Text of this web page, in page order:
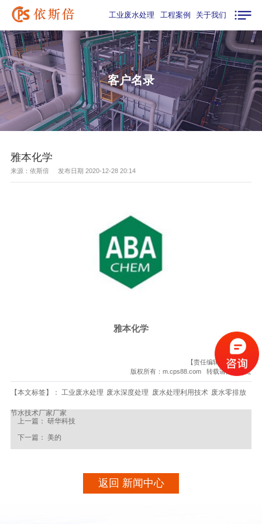
工业废水处理 工程案例 关于我们
客户名录
雅本化学
来源：依斯倍 发布日期 2020-12-28 20:14
雅本化学
【责任编辑】：依斯倍
版权所有：m.cps88.com 转载请注明出处
【本文标签】： 工业废水处理 废水深度处理 废水处理利用技术 废水零排放
节水技术厂家厂家
上一篇： 研华科技
下一篇： 美的
返回 新闻中心